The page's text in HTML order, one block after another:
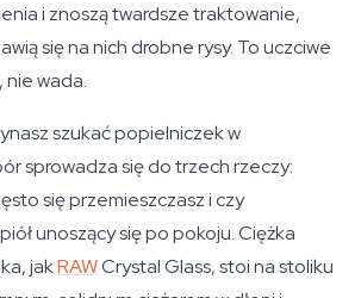
i znoszą twardsze traktowanie,
się na nich drobne rysy. To uczciwe
nie wada.
szukać popielniczek w
sprowadza się do trzech rzeczy:
się przemieszczasz i czy
unoszący się po pokoju. Ciężka
jakRAWCrystal Glass, stoi na stoliku